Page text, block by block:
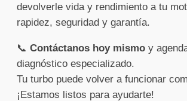
devolverle vida y rendimiento a tu
rapidez, seguridad y garantía.
📞 Contáctanos hoy mismo y
diagnóstico especializado.
Tu turbo puede volver a funcionar
¡Estamos listos para ayudarte!